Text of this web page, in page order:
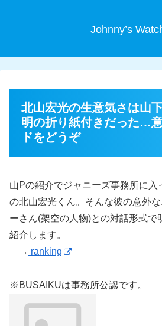
Johnny’s
北山宏光の生意気さは山
明の折り紙付きだった…
ドをどうぞ
山Pの紹介でジャニーズ事務所に入
の北山宏光くん。そんな彼の意外
ーさん(架空の人物)との対話形式で
紹介します。
→ ranking
※BUSAIKUは事務所公認です。